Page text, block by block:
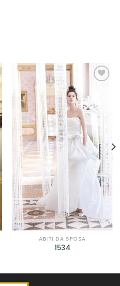
AGGIUNGI
ALLA TUA
LISTA DEI
DESIDERI
ABITI DA SPOSA
1534